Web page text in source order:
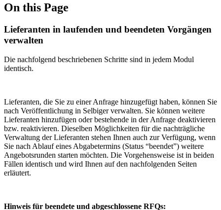
On this Page
Lieferanten in laufenden und beendeten Vorgängen
verwalten
Die nachfolgend beschriebenen Schritte sind in jedem Modul
identisch.
Lieferanten, die Sie zu einer Anfrage hinzugefügt haben, können Sie
nach Veröffentlichung in Selbiger verwalten. Sie können weitere
Lieferanten hinzufügen oder bestehende in der Anfrage deaktivieren
bzw. reaktivieren. Dieselben Möglichkeiten für die nachträgliche
Verwaltung der Lieferanten stehen Ihnen auch zur Verfügung, wenn
Sie nach Ablauf eines Abgabetermins (Status “beendet”) weitere
Angebotsrunden starten möchten. Die Vorgehensweise ist in beiden
Fällen identisch und wird Ihnen auf den nachfolgenden Seiten
erläutert.
Hinweis für beendete und abgeschlossene RFQs: